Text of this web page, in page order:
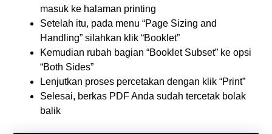
masuk ke halaman printing
Setelah itu, pada menu “Page Sizing and
Handling” silahkan klik “Booklet”
Kemudian rubah bagian “Booklet Subset” ke opsi
“Both Sides”
Lenjutkan proses percetakan dengan klik “Print”
Selesai, berkas PDF Anda sudah tercetak bolak
balik